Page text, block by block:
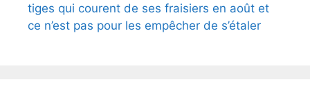
tiges qui courent de ses fraisiers en août et
ce n’est pas pour les empêcher de s’étaler